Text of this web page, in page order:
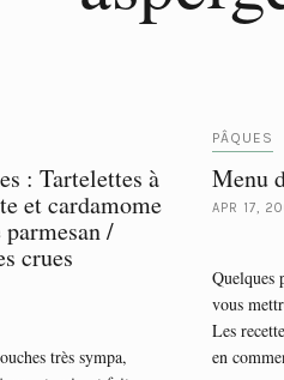
: Tartelettes à
et cardamome
/
crues
très sympa,
PÂQUES
Menu
APR 17,
Quelques
vous
Les
en